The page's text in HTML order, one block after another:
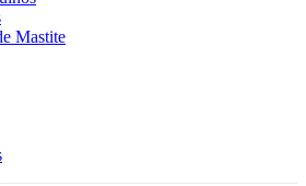
Mastite